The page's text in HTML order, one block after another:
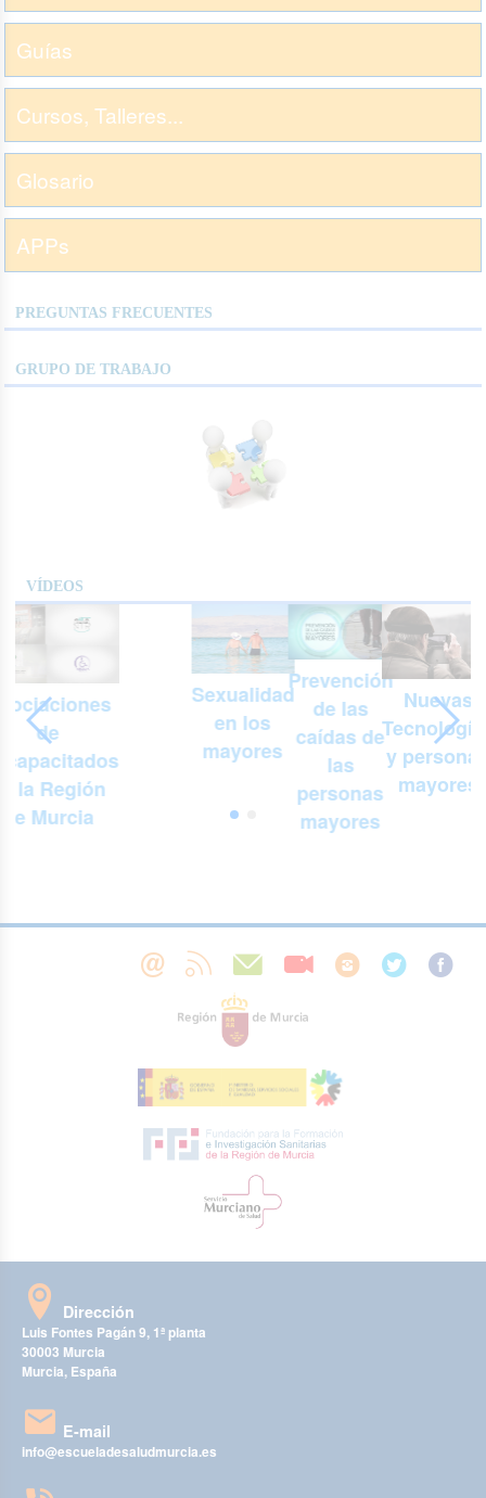
Guías
Cursos, Talleres...
Glosario
APPs
PREGUNTAS FRECUENTES
GRUPO DE TRABAJO
VÍDEOS
de
la Región
de Murcia
Sexualidad
en los
mayores
Prevención
de las
caídas de
las
personas
mayores
Nuevas
y
mayores
Dirección
Luis Fontes Pagán 9, 1ª planta
30003 Murcia
Murcia, España
E-mail
info@escueladesaludmurcia.es